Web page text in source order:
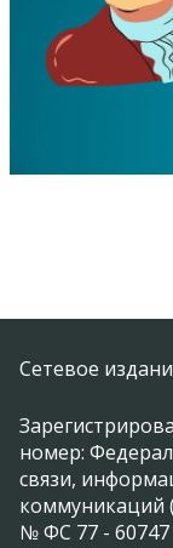
Сетевое
номер:
связи,
коммуникаций
№ ФС 77 - 60747